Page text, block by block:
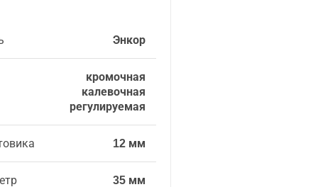
Энкор
кромочная
калевочная
регулируемая
12 мм
35 мм